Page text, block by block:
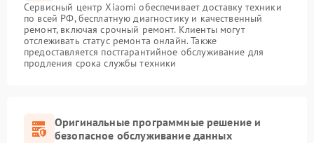
Сервисный центр Xiaomi обеспечивает доставку техники
по всей РФ, бесплатную диагностику и качественный
ремонт, включая срочный ремонт. Клиенты могут
отслеживать статус ремонта онлайн. Также
предоставляется постгарантийное обслуживание для
продления срока службы техники
Оригинальные программные решение и
безопасное обслуживание данных